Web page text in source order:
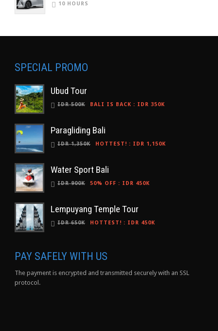
10 HOURS
SPECIAL PROMO
Ubud Tour
IDR 500K BALI IS BACK : IDR 350K
Paragliding Bali
IDR 1,350K HOTTEST! : IDR 1,150K
Water Sport Bali
IDR 900K 50% OFF : IDR 450K
Lempuyang Temple Tour
IDR 650K HOTTEST! : IDR 450K
PAY SAFELY WITH US
The payment is encrypted and transmitted securely with an SSL
protocol.